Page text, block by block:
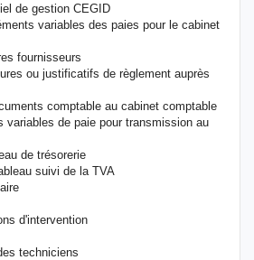
de gestion CEGID
variables des paies pour le cabinet
fournisseurs
ou justificatifs de règlement auprès
comptable au cabinet comptable
variables de paie pour transmission au
de trésorerie
suivi de la TVA
d'intervention
techniciens